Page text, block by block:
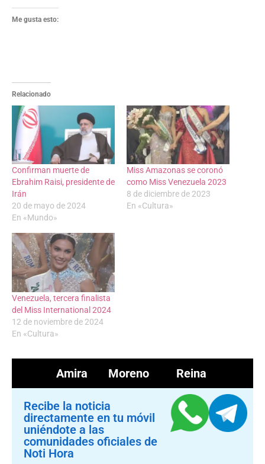
Me gusta esto:
Relacionado
Confirman muerte de
Ebrahim Raisi, presidente de
Irán
20 de mayo de 2024
En «Mundo»
Miss Amazonas se coronó
como Miss Venezuela 2023
8 de diciembre de 2023
En «Cultura»
Venezuela, tercera finalista
del Miss International 2024
12 de noviembre de 2024
En «Cultura»
Amira Moreno Reina
Recibe la noticia
directamente en tu móvil
uniéndote a las
comunidades oficiales de
Noti Hora